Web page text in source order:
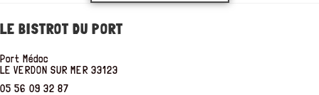
LE BISTROT DU PORT
Port Médoc
LE VERDON SUR MER 33123
05 56 09 32 87